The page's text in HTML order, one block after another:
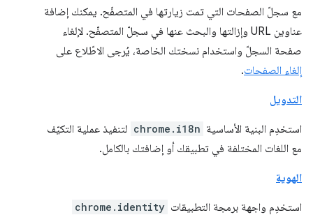
مع سجلّ الصفحات التي تمت زيارتها في المتصفّح. يمكنك إضافة
عناوين URL وإزالتها والبحث عنها في سجلّ المتصفّح. لإلغاء
صفحة السجلّ واستخدام نسختك الخاصة، يُرجى الاطّلاع على
إلغاء الصفحات.
التدويل
استخدِم البنية الأساسية chrome.i18n لتنفيذ عملية التكيّف
مع اللغات المختلفة في تطبيقك أو إضافتك بالكامل.
الهوية
استخدِم واجهة برمجة التطبيقات chrome.identity